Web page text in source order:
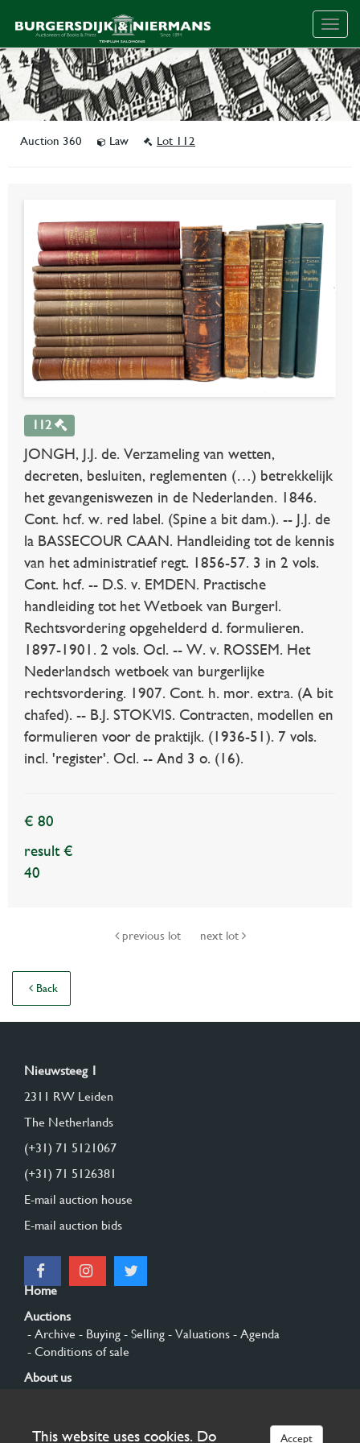
Auction 360 Law Lot 112
112
JONGH, J.J. de. Verzameling van wetten,
decreten, besluiten, reglementen (…) betrekkelijk
het gevangeniswezen in de Nederlanden. 1846.
Cont. hcf. w. red label. (Spine a bit dam.). -- J.J. de
la BASSECOUR CAAN. Handleiding tot de kennis
van het administratief regt. 1856-57. 3 in 2 vols.
Cont. hcf. -- D.S. v. EMDEN. Practische
handleiding tot het Wetboek van Burgerl.
Rechtsvordering opgehelderd d. formulieren.
1897-1901. 2 vols. Ocl. -- W. v. ROSSEM. Het
Nederlandsch wetboek van burgerlijke
rechtsvordering. 1907. Cont. h. mor. extra. (A bit
chafed). -- B.J. STOKVIS. Contracten, modellen en
formulieren voor de praktijk. (1936-51). 7 vols.
incl. 'register'. Ocl. -- And 3 o. (16).
€ 80
result €
40
previous lot next lot
Back
Nieuwsteeg 1
2311 RW Leiden
The Netherlands
(+31) 71 5121067
(+31) 71 5126381
E-mail auction house
E-mail auction bids
Home
Auctions
- Archive - Buying - Selling - Valuations - Agenda
- Conditions of sale
About us
This website uses cookies. Do Accept